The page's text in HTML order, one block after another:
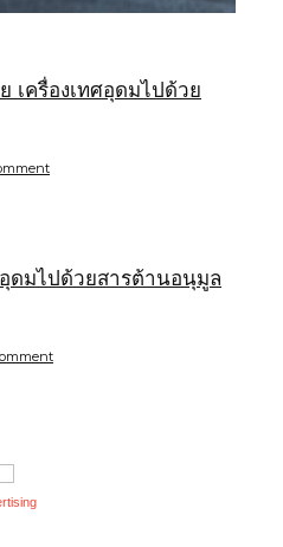
เครื่องเทศอุดมไปด้วย
ดมไปด้วยสารต้านอนุมูล